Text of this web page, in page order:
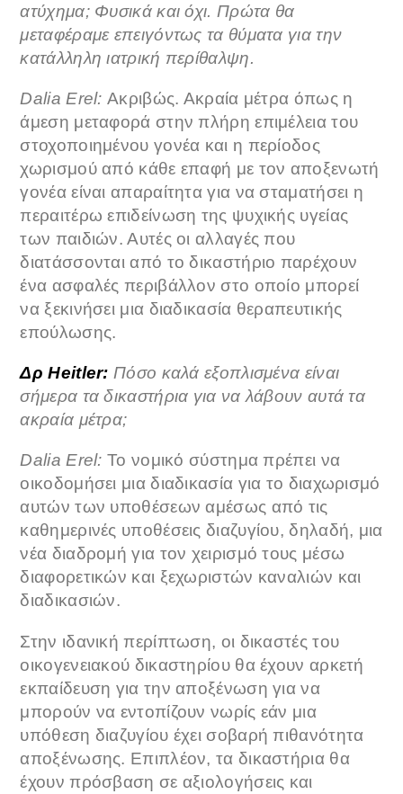
ατύχημα; Φυσικά και όχι. Πρώτα θα
μεταφέραμε επειγόντως τα θύματα για την
κατάλληλη ιατρική περίθαλψη.
Dalia Erel: Ακριβώς. Ακραία μέτρα όπως η
άμεση μεταφορά στην πλήρη επιμέλεια του
στοχοποιημένου γονέα και η περίοδος
χωρισμού από κάθε επαφή με τον αποξενωτή
γονέα είναι απαραίτητα για να σταματήσει η
περαιτέρω επιδείνωση της ψυχικής υγείας
των παιδιών. Αυτές οι αλλαγές που
διατάσσονται από το δικαστήριο παρέχουν
ένα ασφαλές περιβάλλον στο οποίο μπορεί
να ξεκινήσει μια διαδικασία θεραπευτικής
επούλωσης.
Δρ Heitler: Πόσο καλά εξοπλισμένα είναι
σήμερα τα δικαστήρια για να λάβουν αυτά τα
ακραία μέτρα;
Dalia Erel: Το νομικό σύστημα πρέπει να
οικοδομήσει μια διαδικασία για το διαχωρισμό
αυτών των υποθέσεων αμέσως από τις
καθημερινές υποθέσεις διαζυγίου, δηλαδή, μια
νέα διαδρομή για τον χειρισμό τους μέσω
διαφορετικών και ξεχωριστών καναλιών και
διαδικασιών.
Στην ιδανική περίπτωση, οι δικαστές του
οικογενειακού δικαστηρίου θα έχουν αρκετή
εκπαίδευση για την αποξένωση για να
μπορούν να εντοπίζουν νωρίς εάν μια
υπόθεση διαζυγίου έχει σοβαρή πιθανότητα
αποξένωσης. Επιπλέον, τα δικαστήρια θα
έχουν πρόσβαση σε αξιολογήσεις και